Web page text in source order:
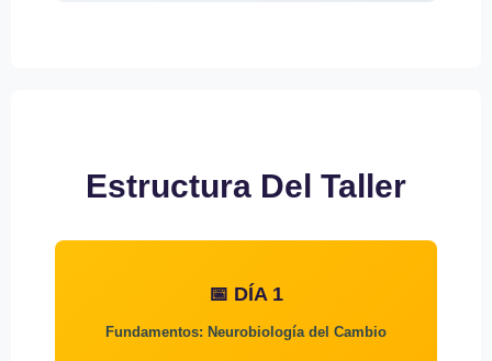
Estructura Del Taller
📅 DÍA 1
Fundamentos: Neurobiología del Cambio